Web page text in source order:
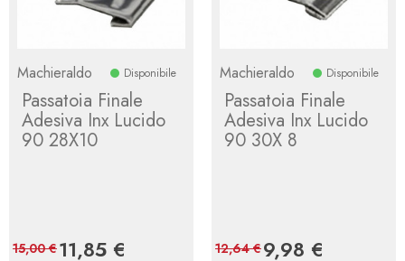
Machieraldo Disponibile
Passatoia Finale
Adesiva Inx Lucido
90 28X10
Prezzo
11,85 €
15,00 €
Machieraldo Disponibile
Passatoia Finale
Adesiva Inx Lucido
90 30X 8
Prezzo
9,98 €
12,64 €